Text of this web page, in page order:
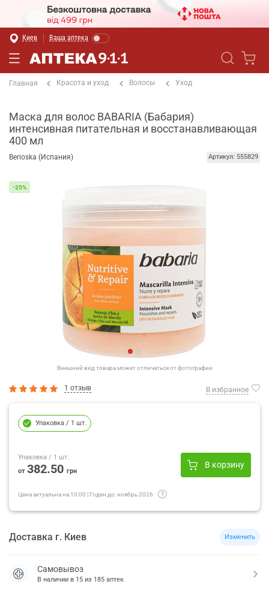
Киев Ваша аптека
Главная Красота и уход Волосы Уход
Маска для волос BABARIA (Бабария)
интенсивная питательная и восстанавливающая
400 мл
Berioska (Испания) Артикул: 555829
-25%
Внешний вид товара может отличаться от фотографии
1 отзыв В избранное
Упаковка / 1 шт.
Упаковка / 1 шт.
от 382.50 грн
В корзину
Цена актуальна на 10:00 | Годен до:ноябрь 2026
Доставка г. Киев Изменить
Самовывоз
В наличии в 15 из 185 аптек